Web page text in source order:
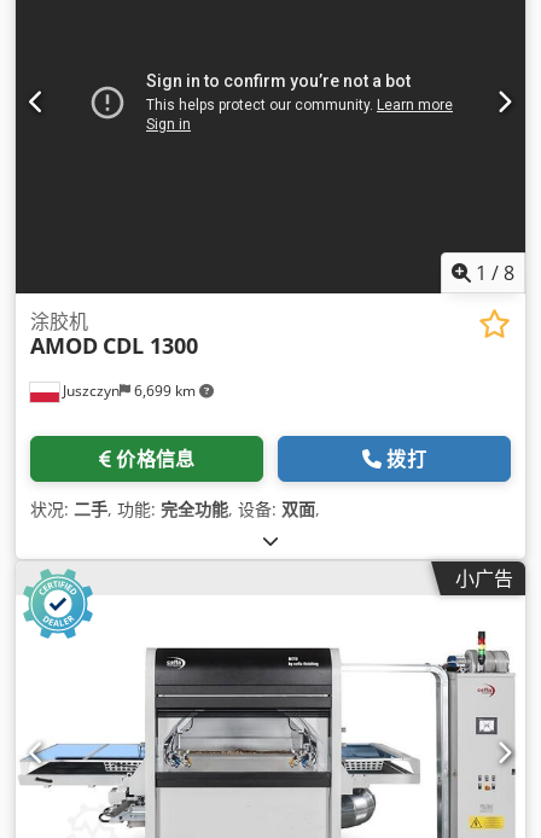
1 /8
Juszczyn 6,699 km
涂胶机
AMOD CDL 1300
价格信息 拨打
状况: 二手, 功能: 完全功能, 设备: 双面,
小广告